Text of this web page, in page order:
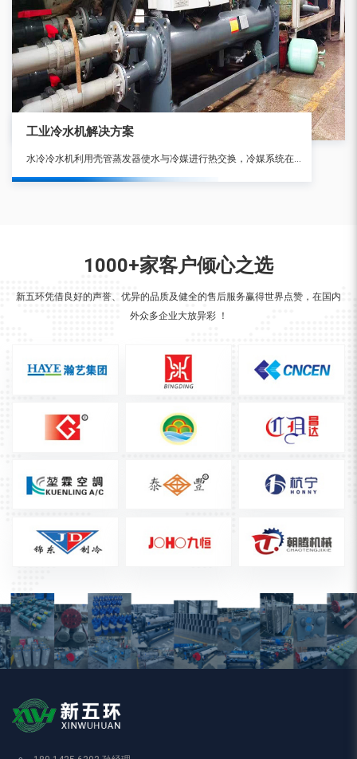
工业冷水机解决方案
水冷冷水机利用壳管蒸发器使水与冷媒进行热交换，冷媒系统在吸收水中的热负荷，使水降温产生冷水后，通过压缩机的作用将热量带至壳管式冷凝器，由冷媒与水进行热交换，使水吸收热量后通过水管将热量带出外部散失。
1000+家客户倾心之选
新五环凭借良好的声誉、优异的品质及健全的售后服务赢得世界点赞，在国内
外众多企业大放异彩 ！